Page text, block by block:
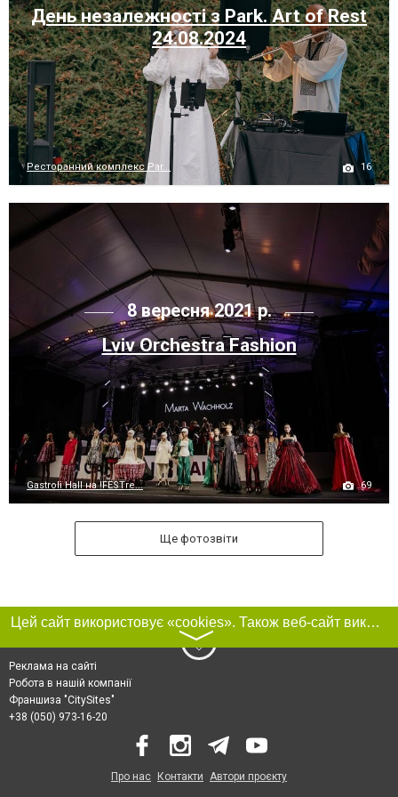
День незалежності з Park. Art of Rest
24.08.2024
Ресторанний комплекс Par... 16
8 вересня 2021 р.
Lviv Orchestra Fashion
Gastroli Hall на !FESTre... 69
Ще фотозвіти
Цей сайт використовує «cookies». Також веб-сайт використовує інтернет-сервіс для збору технічних даних стосовно відвідувачів з метою отримання маркетингової та статистичної інформації. Умови обробки даних відвідувачів сайту див.
〉
Реклама на сайті
Робота в нашій компанії
Франшиза "CitySites"
+38 (050) 973-16-20
Про нас Контакти Автори проєкту